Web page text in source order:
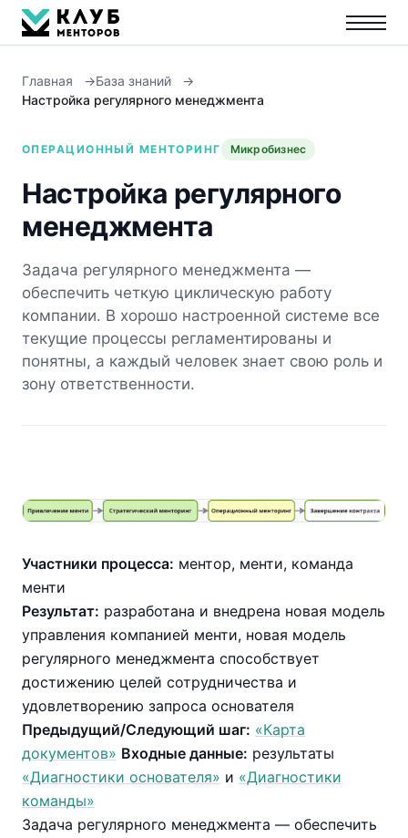
Главная
База знаний
Настройка регулярного менеджмента
ОПЕРАЦИОННЫЙ МЕНТОРИНГ Микробизнес
Настройка регулярного
менеджмента
Задача регулярного менеджмента —
обеспечить четкую циклическую работу
компании. В хорошо настроенной системе все
текущие процессы регламентированы и
понятны, а каждый человек знает свою роль и
зону ответственности.
Участники процесса: ментор, менти, команда
менти
Результат: разработана и внедрена новая модель
управления компанией менти, новая модель
регулярного менеджмента способствует
достижению целей сотрудничества и
удовлетворению запроса основателя
Предыдущий/Следующий шаг: «Карта
документов» Входные данные: результаты
«Диагностики основателя» и «Диагностики
команды»
Задача регулярного менеджмента — обеспечить